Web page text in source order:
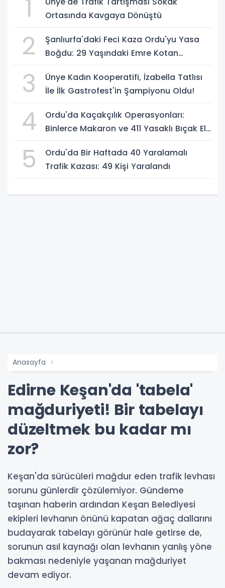
1
Ortasında Kavgaya Dönüştü
2
Şanlıurfa'daki Feci Kaza Ordu'yu Yasa
Boğdu: 29 Yaşındaki Emre Kotan
3
Ünye Kadın Kooperatifi, İzabella Tatlısı
İle İlk Gastrofest'in Şampiyonu Oldu!
4
Ordu'da Kaçakçılık Operasyonları:
Binlerce Makaron ve 411 Yasaklı Bıçak Ele
5
Ordu'da Bir Haftada 40 Yaralamalı
Trafik Kazası: 49 Kişi Yaralandı
Anasayfa
Edirne Keşan'da 'tabela'
mağduriyeti! Bir tabelayı
düzeltmek bu kadar mı
zor?
Keşan'da sürücüleri mağdur eden trafik levhası
sorunu günlerdir çözülemiyor. Gündeme
taşınan haberin ardından Keşan Belediyesi
ekipleri levhanın önünü kapatan ağaç dallarını
budayarak tabelayı görünür hale getirse de,
sorunun asıl kaynağı olan levhanın yanlış yöne
bakması nedeniyle yaşanan mağduriyet
devam ediyor.